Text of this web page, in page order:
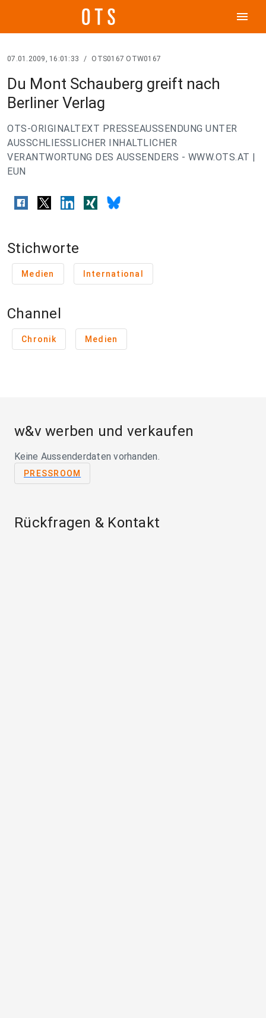
menu
07.01.2009, 16:01:33 / OTS0167 OTW0167
Du Mont Schauberg greift nach
Berliner Verlag
OTS-ORIGINALTEXT PRESSEAUSSENDUNG UNTER
AUSSCHLIESSLICHER INHALTLICHER
VERANTWORTUNG DES AUSSENDERS - WWW.OTS.AT |
EUN
Stichworte
Medien International
Channel
Chronik Medien
w&v werben und verkaufen
Keine Aussenderdaten vorhanden.
PRESSROOM
Rückfragen & Kontakt